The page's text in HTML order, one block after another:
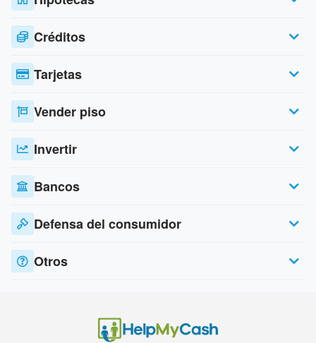
Créditos
Tarjetas
Vender piso
Invertir
Bancos
Defensa del consumidor
Otros